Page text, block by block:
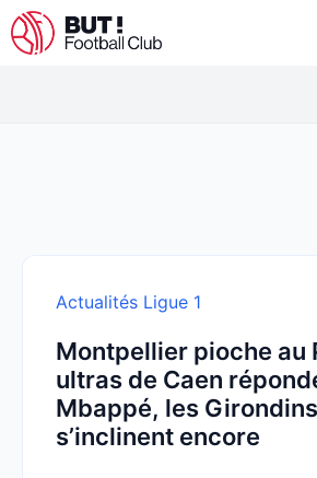
Aller
au
Actualités Ligue 1
Montpellier pioche au
ultras de Caen
Mbappé, les Girondins
s’inclinent encore